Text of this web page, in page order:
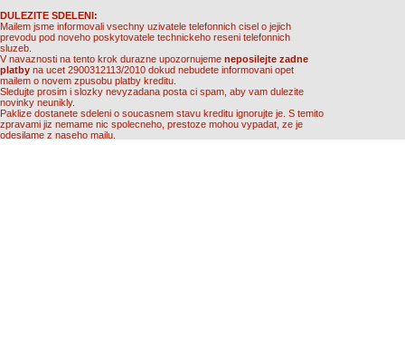
DULEZITE SDELENI:
Mailem jsme informovali vsechny uzivatele telefonnich cisel o jejich
prevodu pod noveho poskytovatele technickeho reseni telefonnich
sluzeb.
V navaznosti na tento krok durazne upozornujeme neposilejte zadne
platby na ucet 2900312113/2010 dokud nebudete informovani opet
mailem o novem zpusobu platby kreditu.
Sledujte prosim i slozky nevyzadana posta ci spam, aby vam dulezite
novinky neunikly.
Paklize dostanete sdeleni o soucasnem stavu kreditu ignorujte je. S temito
zpravami jiz nemame nic spolecneho, prestoze mohou vypadat, ze je
odesilame z naseho mailu.